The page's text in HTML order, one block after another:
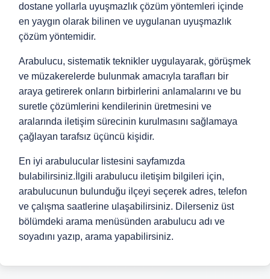
dostane yollarla uyuşmazlık çözüm yöntemleri içinde
en yaygın olarak bilinen ve uygulanan uyuşmazlık
çözüm yöntemidir.
Arabulucu, sistematik teknikler uygulayarak, görüşmek
ve müzakerelerde bulunmak amacıyla tarafları bir
araya getirerek onların birbirlerini anlamalarını ve bu
suretle çözümlerini kendilerinin üretmesini ve
aralarında iletişim sürecinin kurulmasını sağlamaya
çağlayan tarafsız üçüncü kişidir.
En iyi arabulucular listesini sayfamızda
bulabilirsiniz.İlgili arabulucu iletişim bilgileri için,
arabulucunun bulunduğu ilçeyi seçerek adres, telefon
ve çalışma saatlerine ulaşabilirsiniz. Dilerseniz üst
bölümdeki arama menüsünden arabulucu adı ve
soyadını yazıp, arama yapabilirsiniz.